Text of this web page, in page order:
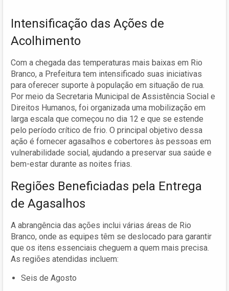
Intensificação das Ações de
Acolhimento
Com a chegada das temperaturas mais baixas em Rio
Branco, a Prefeitura tem intensificado suas iniciativas
para oferecer suporte à população em situação de rua.
Por meio da Secretaria Municipal de Assistência Social e
Direitos Humanos, foi organizada uma mobilização em
larga escala que começou no dia 12 e que se estende
pelo período crítico de frio. O principal objetivo dessa
ação é fornecer agasalhos e cobertores às pessoas em
vulnerabilidade social, ajudando a preservar sua saúde e
bem-estar durante as noites frias.
Regiões Beneficiadas pela Entrega
de Agasalhos
A abrangência das ações inclui várias áreas de Rio
Branco, onde as equipes têm se deslocado para garantir
que os itens essenciais cheguem a quem mais precisa.
As regiões atendidas incluem:
Seis de Agosto